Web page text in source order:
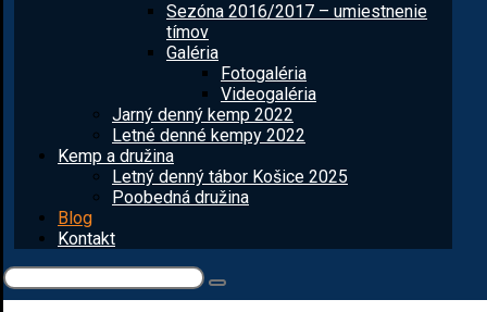
Sezóna 2016/2017 – umiestnenie
tímov
Galéria
Fotogaléria
Videogaléria
Jarný denný kemp 2022
Letné denné kempy 2022
Kemp a družina
Letný denný tábor Košice 2025
Poobedná družina
Blog
Kontakt